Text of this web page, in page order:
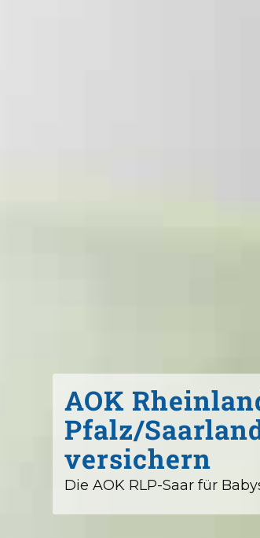
AOK
Pfalz/
versichern
Die AOK RLP-Saar für